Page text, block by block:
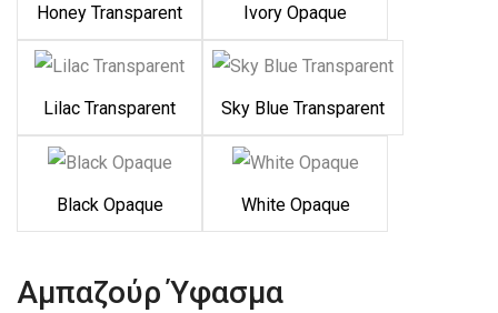
Honey Transparent Ivory Opaque
Lilac Transparent Sky Blue Transparent
Black Opaque White Opaque
Αμπαζούρ Ύφασμα